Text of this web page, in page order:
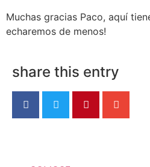
Muchas gracias Paco, aquí
echaremos de menos!
share this entry